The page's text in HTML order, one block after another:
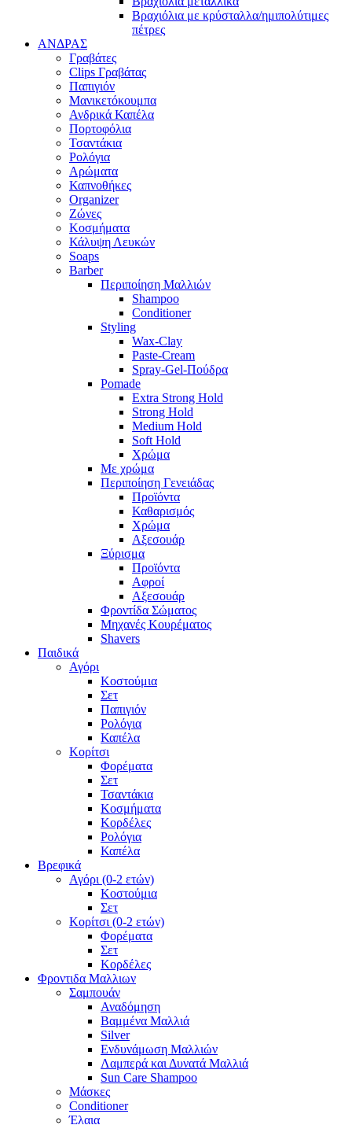
Βραχιόλια με κρύσταλλα/ημιπολύτιμες
πέτρες
ΑΝΔΡΑΣ
Γραβάτες
Clips Γραβάτας
Παπιγιόν
Μανικετόκουμπα
Ανδρικά Καπέλα
Πορτοφόλια
Τσαντάκια
Ρολόγια
Αρώματα
Καπνοθήκες
Organizer
Ζώνες
Κοσμήματα
Κάλυψη Λευκών
Soaps
Barber
Περιποίηση Μαλλιών
Shampoo
Conditioner
Styling
Wax-Clay
Paste-Cream
Spray-Gel-Πούδρα
Pomade
Extra Strong Hold
Strong Hold
Medium Hold
Soft Hold
Χρώμα
Με χρώμα
Περιποίηση Γενειάδας
Προϊόντα
Καθαρισμός
Χρώμα
Αξεσουάρ
Ξύρισμα
Προϊόντα
Αφροί
Αξεσουάρ
Φροντίδα Σώματος
Μηχανές Κουρέματος
Shavers
Παιδικά
Αγόρι
Κοστούμια
Σετ
Παπιγιόν
Ρολόγια
Καπέλα
Κορίτσι
Φορέματα
Σετ
Τσαντάκια
Κοσμήματα
Κορδέλες
Ρολόγια
Καπέλα
Βρεφικά
Αγόρι (0-2 ετών)
Κοστούμια
Σετ
Κορίτσι (0-2 ετών)
Φορέματα
Σετ
Κορδέλες
Φροντιδα Μαλλιων
Σαμπουάν
Αναδόμηση
Βαμμένα Μαλλιά
Silver
Ενδυνάμωση Μαλλιών
Λαμπερά και Δυνατά Μαλλιά
Sun Care Shampoo
Μάσκες
Conditioner
Έλαια